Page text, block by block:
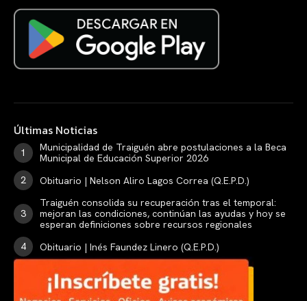
Últimas Noticias
Municipalidad de Traiguén abre postulaciones a la Beca
Municipal de Educación Superior 2026
Obituario | Nelson Aliro Lagos Correa (Q.E.P.D.)
Traiguén consolida su recuperación tras el temporal:
mejoran las condiciones, continúan las ayudas y hoy se
esperan definiciones sobre recursos regionales
Obituario | Inés Faundez Linero (Q.E.P.D.)